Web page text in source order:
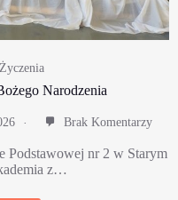
Życzenia
Narodzenia
Brak Komentarzy
Podstawowej nr 2 w Starym
z…